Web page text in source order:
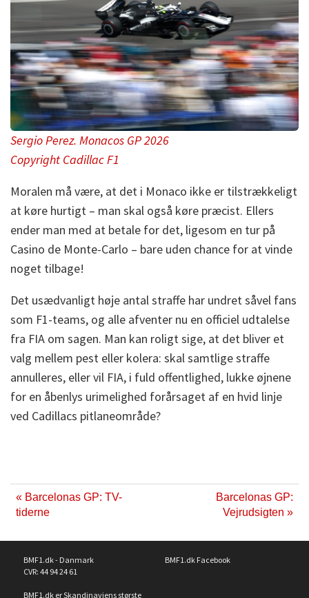
Sergio Perez. Monacos GP 2026
Copyright Cadillac F1
Moralen må være, at det i Monaco ikke er tilstrækkeligt
at køre hurtigt – man skal også køre præcist. Ellers
ender man med at betale for det, ligesom en tur på
Casino de Monte-Carlo – bare uden chance for at vinde
noget tilbage!
Det usædvanligt høje antal straffe har undret såvel fans
som F1-teams, og alle afventer nu en officiel udtalelse
fra FIA om sagen. Man kan roligt sige, at det bliver et
valg mellem pest eller kolera: skal samtlige straffe
annulleres, eller vil FIA, i fuld offentlighed, lukke øjnene
for en åbenlys urimelighed forårsaget af en hvid linje
ved Cadillacs pitlaneområde?
« Barcelonas GP: TV-
tiderne
Barcelonas GP:
Vejrudsigten »
BMF1.dk - Danmark
CVR: 44 94 24 61
BMF1.dk er Skandinaviens største
BMF1.dk Facebook